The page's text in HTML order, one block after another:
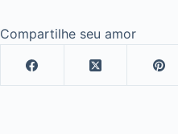
Compartilhe seu amor